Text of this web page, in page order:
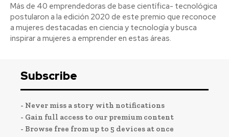
Más de 40 emprendedoras de base científica- tecnológica
postularon a la edición 2020 de este premio que reconoce
a mujeres destacadas en ciencia y tecnología y busca
inspirar a mujeres a emprender en estas áreas.
Subscribe
- Never miss a story with notifications
- Gain full access to our premium content
- Browse free from up to 5 devices at once